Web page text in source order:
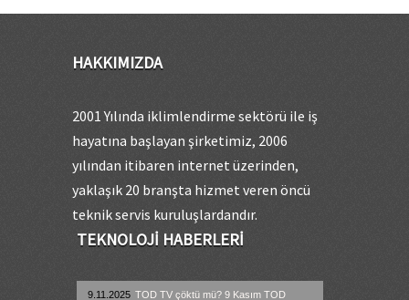
HAKKIMIZDA
2001 Yılında iklimlendirme sektörü ile iş
hayatına başlayan şirketimiz, 2006
yılından itibaren internet üzerinden,
yaklaşık 20 branşta hizmet veren öncü
teknik servis kuruluşlardandır.
TEKNOLOJI HABERLERI